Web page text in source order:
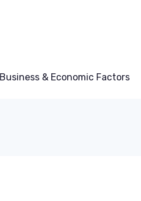
Business & Economic Factors